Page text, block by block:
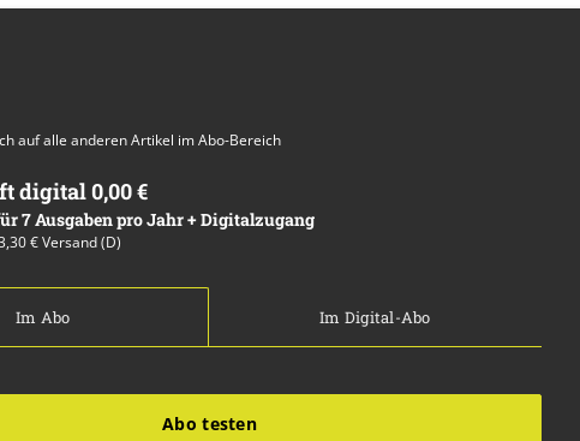
auf alle anderen Artikel im Abo-Bereich
digital 0,00 €
7 Ausgaben pro Jahr + Digitalzugang
€ Versand (D)
Im Abo Im Digital-Abo
Abo testen